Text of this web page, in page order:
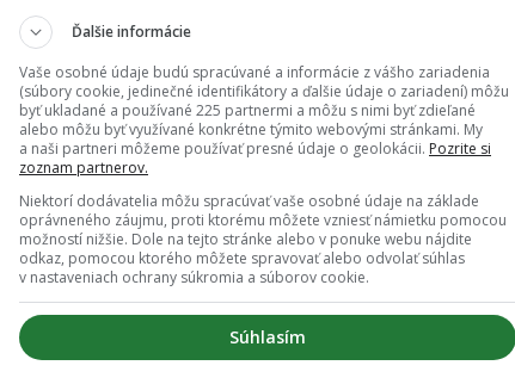
spustia
štvrte pod Bratislavským hradom, sa blíži k realite. Už
mali spustiť prvé práce na príprave územia pre ďalšie
totiž obdržalstavebné povoleniena hrubé terénne úpravy
Ďalšie informácie
Vaše osobné údaje budú spracúvané a informácie z vášho zariadenia
(súbory cookie, jedinečné identifikátory a ďalšie údaje o zariadení) môžu
byť ukladané a používané 225 partnermi a môžu s nimi byť zdieľané
alebo môžu byť využívané konkrétne týmito webovými stránkami. My
a naši partneri môžeme používať presné údaje o geolokácii. Pozrite si
zoznam partnerov.
Niektorí dodávatelia môžu spracúvať vaše osobné údaje na základe
oprávneného záujmu, proti ktorému môžete vzniesť námietku pomocou
možností nižšie. Dole na tejto stránke alebo v ponuke webu nájdite
odkaz, pomocou ktorého môžete spravovať alebo odvolať súhlas
v nastaveniach ochrany súkromia a súborov cookie.
Súhlasím